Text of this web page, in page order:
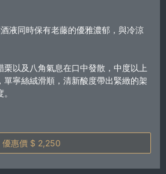
液同時保有老藤的優雅濃郁，與冷涼
以及八角氣息在口中發散，中度以上
單寧絲絨滑順，清新酸度帶出緊緻的架
優惠價 $ 2,250